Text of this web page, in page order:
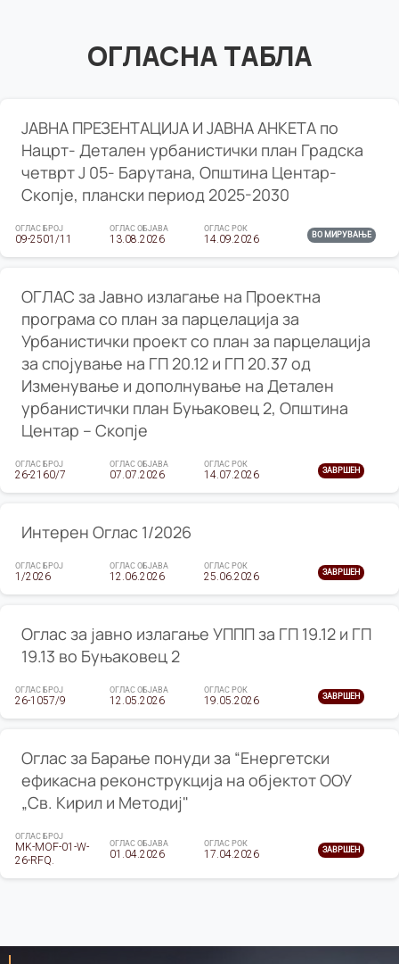
ОГЛАСНА ТАБЛА
ЈАВНА ПРЕЗЕНТАЦИЈА И ЈАВНА АНКЕТА по
Нацрт- Детален урбанистички план Градска
четврт Ј 05- Барутана, Општина Центар-
Скопје, плански период 2025-2030
ОГЛАС БРОЈ
09-2501/11
ОГЛАС ОБЈАВА
13.08.2026
ОГЛАС РОК
14.09.2026 ВО МИРУВАЊЕ
ОГЛАС за Јавно излагање на Проектна
програма со план за парцелација за
Урбанистички проект со план за парцелација
за спојување на ГП 20.12 и ГП 20.37 од
Изменување и дополнување на Детален
урбанистички план Буњаковец 2, Општина
Центар – Скопје
ОГЛАС БРОЈ
26-2160/7
ОГЛАС ОБЈАВА
07.07.2026
ОГЛАС РОК
14.07.2026 ЗАВРШЕН
Интерен Оглас 1/2026
ОГЛАС БРОЈ
1/2026
ОГЛАС ОБЈАВА
12.06.2026
ОГЛАС РОК
25.06.2026 ЗАВРШЕН
Оглас за јавно излагање УППП за ГП 19.12 и ГП
19.13 во Буњаковец 2
ОГЛАС БРОЈ
26-1057/9
ОГЛАС ОБЈАВА
12.05.2026
ОГЛАС РОК
19.05.2026 ЗАВРШЕН
Оглас за Барање понуди за “Енергетски
ефикасна реконструкција на објектот ООУ
„Св. Кирил и Методиј"
ОГЛАС БРОЈ
MK-MOF-01-W-
26-RFQ.
ОГЛАС ОБЈАВА
01.04.2026
ОГЛАС РОК
17.04.2026 ЗАВРШЕН